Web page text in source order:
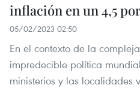
inflación en un 4,5
05/02/2023 02:50
En el contexto de la
impredecible política
ministerios y las localidades